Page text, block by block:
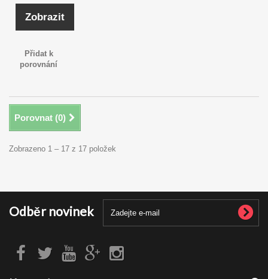
Zobrazit
Přidat k
porovnání
Porovnat (0)
Zobrazeno 1 – 17 z 17 položek
Odběr novinek